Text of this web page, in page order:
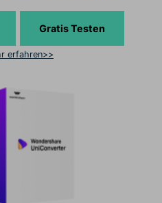
Gratis Testen
erfahren>>